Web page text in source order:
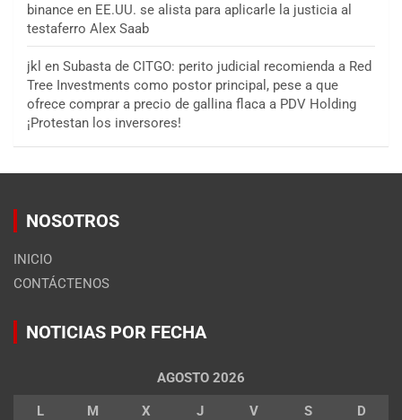
binance en EE.UU. se alista para aplicarle la justicia al
testaferro Alex Saab
jkl en Subasta de CITGO: perito judicial recomienda a Red
Tree Investments como postor principal, pese a que
ofrece comprar a precio de gallina flaca a PDV Holding
¡Protestan los inversores!
NOSOTROS
INICIO
CONTÁCTENOS
NOTICIAS POR FECHA
AGOSTO 2026
L M X J V S D